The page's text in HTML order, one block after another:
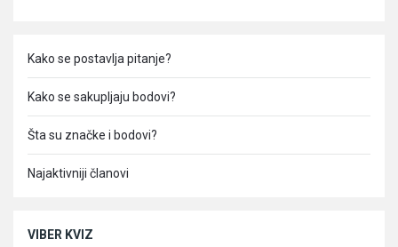
Kako se postavlja pitanje?
Kako se sakupljaju bodovi?
Šta su značke i bodovi?
Najaktivniji članovi
VIBER KVIZ